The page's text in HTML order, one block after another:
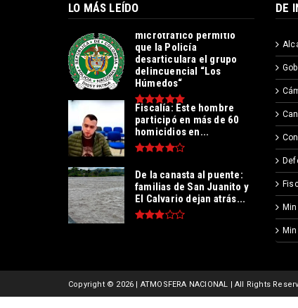
LO MÁS LEÍDO
Operación contra el
microtráfico permitió
que la Policía
desarticulara el grupo
delincuencial “Los
Húmedos“
Fiscalía: Este hombre
participó en más de 60
homicidios en...
De la canasta al puente:
familias de San Juanito y
El Calvario dejan atrás...
DE
Copyright © 2026 | ATMOSFERA NACIONAL | All Rights